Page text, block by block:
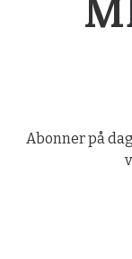
Abonner på